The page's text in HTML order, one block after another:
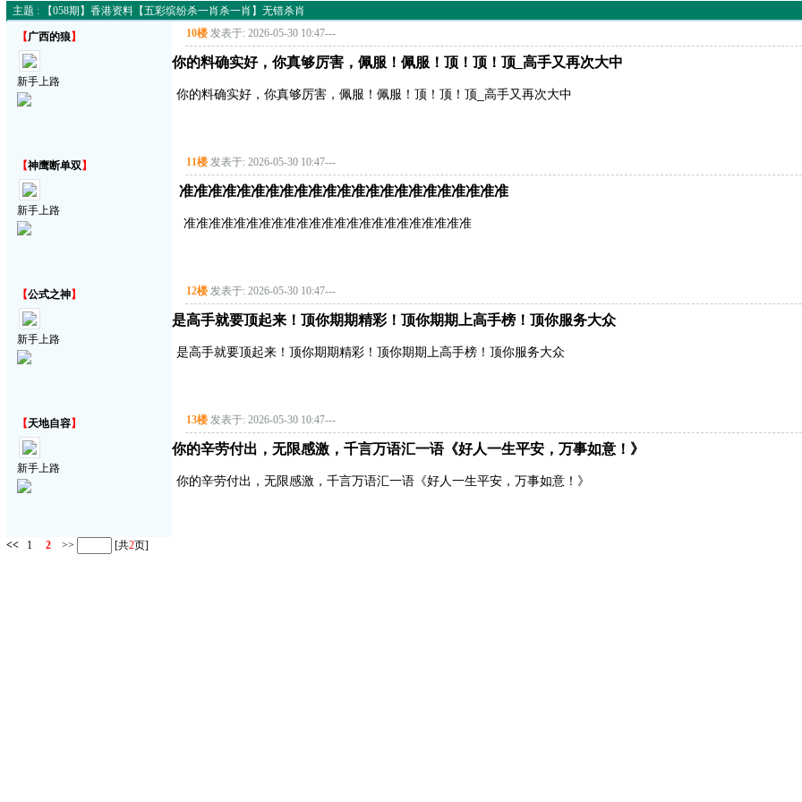
主题 : 【058期】香港资料【五彩缤纷杀一肖杀一肖】无错杀肖
【广西的狼】
新手上路
10楼 发表于: 2026-05-30 10:47---
你的料确实好，你真够厉害，佩服！佩服！顶！顶！顶_高手又再次大中
你的料确实好，你真够厉害，佩服！佩服！顶！顶！顶_高手又再次大中
【神鹰断单双】
新手上路
11楼 发表于: 2026-05-30 10:47---
准准准准准准准准准准准准准准准准准准准准准准准
准准准准准准准准准准准准准准准准准准准准准准准
【公式之神】
新手上路
12楼 发表于: 2026-05-30 10:47---
是高手就要顶起来！顶你期期精彩！顶你期期上高手榜！顶你服务大众
是高手就要顶起来！顶你期期精彩！顶你期期上高手榜！顶你服务大众
【天地自容】
新手上路
13楼 发表于: 2026-05-30 10:47---
你的辛劳付出，无限感激，千言万语汇一语《好人一生平安，万事如意！》
你的辛劳付出，无限感激，千言万语汇一语《好人一生平安，万事如意！》
<< 1 2 >> [共2页]